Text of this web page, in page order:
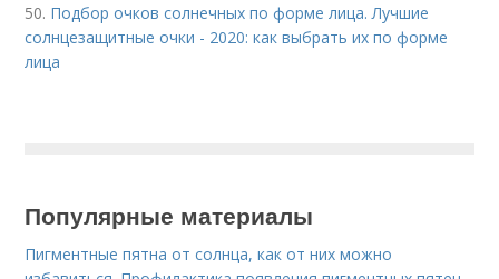
50. Подбор очков солнечных по форме лица. Лучшие
солнцезащитные очки - 2020: как выбрать их по форме
лица
Популярные материалы
Пигментные пятна от солнца, как от них можно